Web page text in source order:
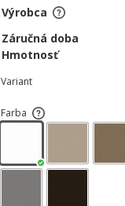
Výrobca
Záručná doba
Hmotnosť
Variant
Farba